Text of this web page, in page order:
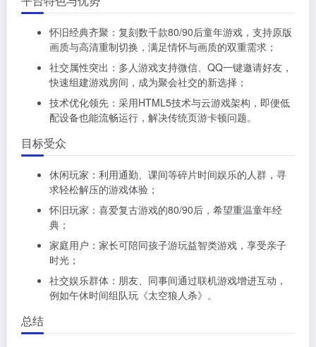
怀旧经典齐聚：复刻数千款80/90后童年游戏，支持原版
画质与高清重制切换，满足情怀与画质的双重需求；
社交属性突出：多人游戏支持微信、QQ一键邀请好友，
快速组建游戏房间，成为聚会社交的新选择；
技术优化领先：采用HTML5技术与云游戏架构，即便低
配设备也能流畅运行，解决传统页游卡顿问题。
目标受众
休闲玩家：利用通勤、课间等碎片时间娱乐的人群，寻
求轻松解压的游戏体验；
怀旧玩家：喜爱复古游戏的80/90后，希望重温童年经
典；
家庭用户：家长可陪同孩子游玩益智类游戏，享受亲子
时光；
社交娱乐群体：朋友、同事间通过联机游戏增进互动，
例如午休时间组队玩《太空狼人杀》。
总结